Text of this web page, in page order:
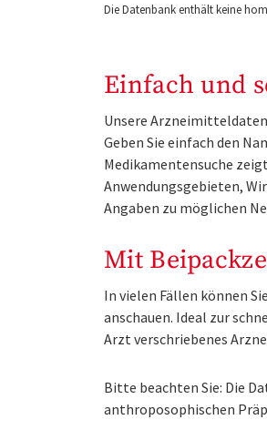
Die Datenbank enthält keine
Einfach und
Unsere
Geben Sie einfach den
Medikamentensuche
Anwendungsgebieten,
Angaben zu möglichen
Mit
In vielen Fällen können
anschauen. Ideal zur
Arzt verschriebenes
Bitte beachten Sie: Die
anthroposophischen